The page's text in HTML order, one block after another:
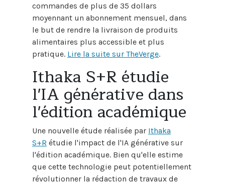
commandes de plus de 35 dollars
moyennant un abonnement mensuel, dans
le but de rendre la livraison de produits
alimentaires plus accessible et plus
pratique. Lire la suite sur TheVerge.
Ithaka S+R étudie
l'IA générative dans
l'édition académique
Une nouvelle étude réalisée par Ithaka
S+R étudie l'impact de l'IA générative sur
l'édition académique. Bien qu'elle estime
que cette technologie peut potentiellement
révolutionner la rédaction de travaux de